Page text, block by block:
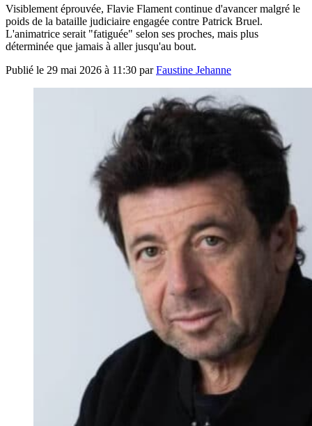
Visiblement éprouvée, Flavie Flament continue d'avancer malgré le
poids de la bataille judiciaire engagée contre Patrick Bruel.
L'animatrice serait "fatiguée" selon ses proches, mais plus
déterminée que jamais à aller jusqu'au bout.
Publié le 29 mai 2026 à 11:30 parFaustine Jehanne